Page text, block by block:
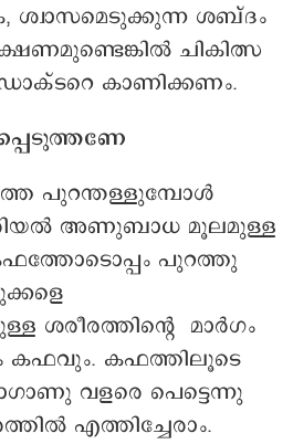
ശബ്ദം
ചികിത്സ
കാണിക്കണം.
പുറന്തള്ളുമ്പോൾ
അണുബാധ മൂലമുള്ള
പുറത്തു
ശരീരത്തിന്റെ മാർഗം
കഫവും. കഫത്തിലൂടെ
വളരെ പെട്ടെന്നു
എത്തിച്ചേരാം.